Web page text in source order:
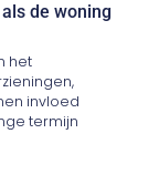
de woning
het
invloed
termijn